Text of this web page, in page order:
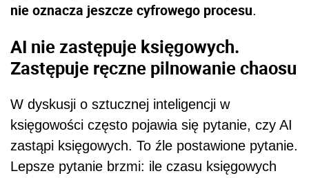
nie oznacza jeszcze cyfrowego procesu.
AI nie zastępuje księgowych.
Zastępuje ręczne pilnowanie chaosu
W dyskusji o sztucznej inteligencji w
księgowości często pojawia się pytanie, czy AI
zastąpi księgowych. To źle postawione pytanie.
Lepsze pytanie brzmi: ile czasu księgowych